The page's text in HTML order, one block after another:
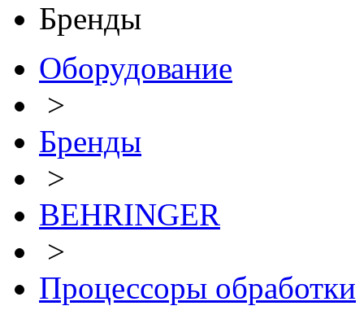
Бренды
Оборудование
>
Бренды
>
BEHRINGER
>
Процессоры обработки